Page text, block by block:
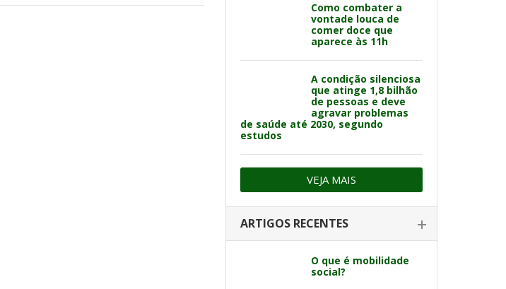
Como combater a
vontade louca de
comer doce que
aparece às 11h
A condição silenciosa
que atinge 1,8 bilhão
de pessoas e deve
agravar problemas
de saúde até 2030, segundo
estudos
VEJA MAIS
ARTIGOS RECENTES
O que é mobilidade
social?